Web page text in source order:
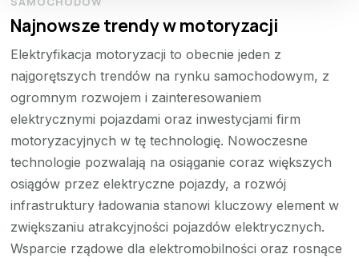
Najnowsze trendy w motoryzacji
Elektryfikacja motoryzacji to obecnie jeden z
najgorętszych trendów na rynku samochodowym, z
ogromnym rozwojem i zainteresowaniem
elektrycznymi pojazdami oraz inwestycjami firm
motoryzacyjnych w tę technologię. Nowoczesne
technologie pozwalają na osiąganie coraz większych
osiągów przez elektryczne pojazdy, a rozwój
infrastruktury ładowania stanowi kluczowy element w
zwiększaniu atrakcyjności pojazdów elektrycznych.
Wsparcie rządowe dla elektromobilności oraz rosnące